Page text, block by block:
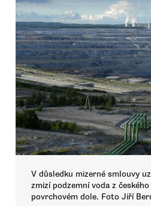
V důsledku mizerné smlouvy
zmizí podzemní voda z
povrchovém dole. Foto Jiří